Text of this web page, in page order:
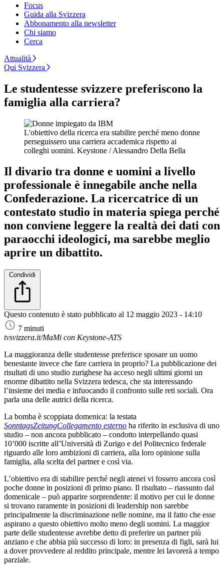
Focus
Guida alla Svizzera
Abbonamento alla newsletter
Chi siamo
Cerca
Attualità
Qui Svizzera
Le studentesse svizzere preferiscono la
famiglia alla carriera?
L'obiettivo della ricerca era stabilire perché meno donne
perseguissero una carriera accademica rispetto ai
colleghi uomini. Keystone / Alessandro Della Bella
Il divario tra donne e uomini a livello
professionale è innegabile anche nella
Confederazione. La ricercatrice di un
contestato studio in materia spiega perché
non conviene leggere la realtà dei dati con
paraocchi ideologici, ma sarebbe meglio
aprire un dibattito.
Condividi
Questo contenuto è stato pubblicato al 12 maggio 2023 - 14:10
7 minuti
tvsvizzera.it/MaMi con Keystone-ATS
La maggioranza delle studentesse preferisce sposare un uomo
benestante invece che fare carriera in proprio? La pubblicazione dei
risultati di uno studio zurighese ha acceso negli ultimi giorni un
enorme dibattito nella Svizzera tedesca, che sta interessando
l’insieme dei media e infuocando il confronto sulle reti sociali. Ora
parla una delle autrici della ricerca.
La bomba è scoppiata domenica: la testata
SonntagsZeitungCollegamento esterno ha riferito in esclusiva di uno
studio – non ancora pubblicato – condotto interpellando quasi
10’000 iscritte all’Università di Zurigo e del Politecnico federale
riguardo alle loro ambizioni di carriera, alla loro opinione sulla
famiglia, alla scelta del partner e così via.
L’obiettivo era di stabilire perché negli atenei vi fossero ancora così
poche donne in posizioni di primo piano. Il risultato – riassunto dal
domenicale – può apparire sorprendente: il motivo per cui le donne
si trovano raramente in posizioni di leadership non sarebbe
principalmente la discriminazione nelle nomine, ma il fatto che esse
aspirano a questo obiettivo molto meno degli uomini. La maggior
parte delle studentesse avrebbe detto di preferire un partner più
anziano e che abbia più successo di loro: in presenza di figli, sarà lui
a dover provvedere al reddito principale, mentre lei lavorerà a tempo
parziale.